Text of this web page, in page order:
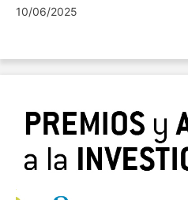
10/06/2025